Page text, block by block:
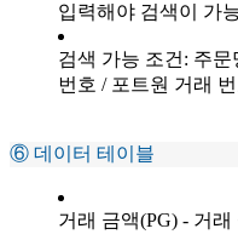
입력해야 검색이 가
검색 가능 조건: 주문
번호 / 포트원 거래
⑥ 데이터 테이블
거래 금액(PG) - 거